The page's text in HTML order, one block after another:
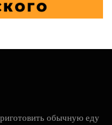
обычную еду